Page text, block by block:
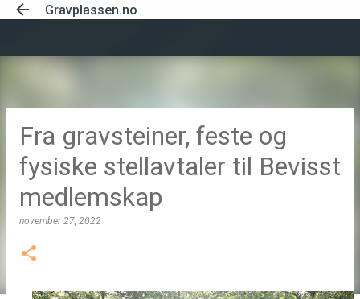
Gå til hovedinnhold
Gravplassen.no
Fra gravsteiner, feste og
fysiske stellavtaler til Bevisst
medlemskap
november 27, 2022